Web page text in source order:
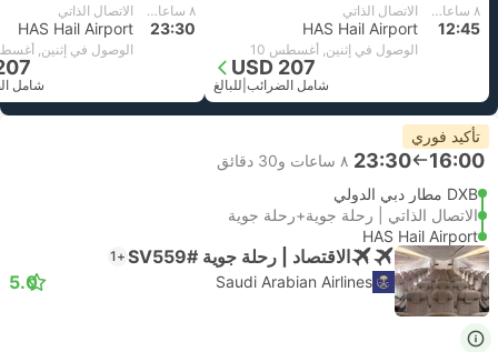
٨ ساعات و‫45 دقائق الاتصال الذاتي
12:45
HAS Hail Airport
الوصول في إثنين, أغسطس 10
USD 207
شامل الضرائب للبالغ
٨ ساعات و‫30 دقائق الاتصال الذاتي
23:30
HAS Hail Airport
الوصول في إثنين,
شامل
تأكيد فوري
16:00
23:30 ٨ ساعات و‫30 دقائق
DXB مطار دبي الدولي
الاتصال الذاتي | رحلة جوية+رحلة جوية
HAS Hail Airport
الاقتصاد | رحلة جوية #SV559 +1
Saudi Arabian Airlines
5.0